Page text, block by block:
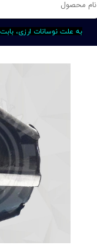
به علت نوسانات ارزی،